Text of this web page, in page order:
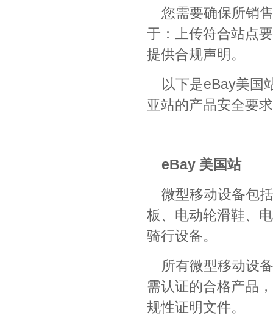
您需要确保所销
于：上传符合站点
提供合规声明。
以下是eBay美国
亚站的产品安全要
eBay 美国站
微型移动设备包
板、电动轮滑鞋、
骑行设备。
所有微型移动设
需认证的合格产品
规性证明文件。